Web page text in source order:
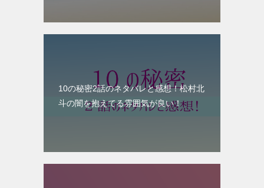
10の秘密2話のネタバレと感想！松村北
斗の闇を抱えてる雰囲気が良い！